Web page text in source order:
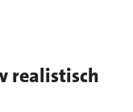
realistisch